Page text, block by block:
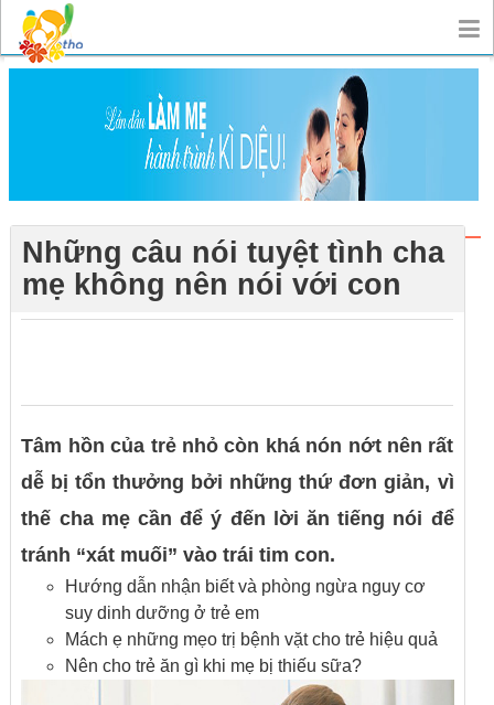
Những câu nói tuyệt tình cha
mẹ không nên nói với con
Tâm hồn của trẻ nhỏ còn khá nón nớt nên rất
dễ bị tổn thưởng bởi những thứ đơn giản, vì
thế cha mẹ cần để ý đến lời ăn tiếng nói để
tránh “xát muối” vào trái tim con.
Hướng dẫn nhận biết và phòng ngừa nguy cơ
suy dinh dưỡng ở trẻ em
Mách ẹ những mẹo trị bệnh vặt cho trẻ hiệu quả
Nên cho trẻ ăn gì khi mẹ bị thiếu sữa?